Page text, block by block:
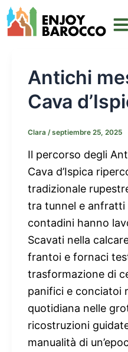
al
Antichi
Cava
Clara /septiembre 25, 2025
Il percorso degli
Cava d’Ispica
tradizionale
tra tunnel e anfratti
contadini hanno
Scavati nella
frantoi e fornaci
trasformazione di
panifici e conciatoi
quotidiana nelle
ricostruzioni
manualità di